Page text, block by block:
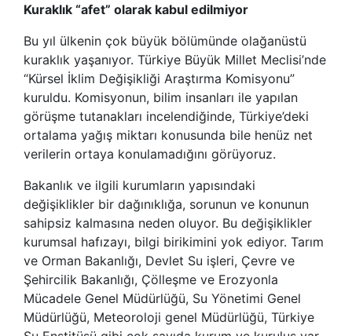
Kuraklık “afet” olarak kabul edilmiyor
Bu yıl ülkenin çok büyük bölümünde olağanüstü
kuraklık yaşanıyor. Türkiye Büyük Millet Meclisi’nde
“Kürsel İklim Değişikliği Araştırma Komisyonu”
kuruldu. Komisyonun, bilim insanları ile yapılan
görüşme tutanakları incelendiğinde, Türkiye’deki
ortalama yağış miktarı konusunda bile henüz net
verilerin ortaya konulamadığını görüyoruz.
Bakanlık ve ilgili kurumların yapısındaki
değişiklikler bir dağınıklığa, sorunun ve konunun
sahipsiz kalmasına neden oluyor. Bu değişiklikler
kurumsal hafızayı, bilgi birikimini yok ediyor. Tarım
ve Orman Bakanlığı, Devlet Su işleri, Çevre ve
Şehircilik Bakanlığı, Çölleşme ve Erozyonla
Mücadele Genel Müdürlüğü, Su Yönetimi Genel
Müdürlüğü, Meteoroloji genel Müdürlüğü, Türkiye